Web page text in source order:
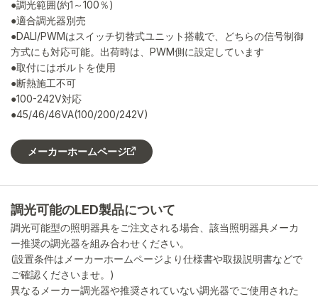
●調光範囲(約1～100％)
●適合調光器別売
●DALI/PWMはスイッチ切替式ユニット搭載で、どちらの信号制御
方式にも対応可能。出荷時は、PWM側に設定しています
●取付にはボルトを使用
●断熱施工不可
●100-242V対応
●45/46/46VA(100/200/242V)
メーカーホームページ
調光可能のLED製品について
調光可能型の照明器具をご注文される場合、該当照明器具メーカ
ー推奨の調光器を組み合わせください。
(設置条件はメーカーホームページより仕様書や取扱説明書などで
ご確認くださいませ。)
異なるメーカー調光器や推奨されていない調光器でご使用された